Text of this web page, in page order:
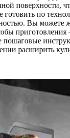
поверхности,
по
Вы можете
приготовления
пошаговые
расширить